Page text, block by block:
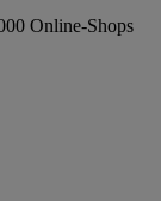
Online-Shops